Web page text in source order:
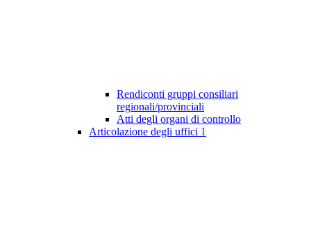
Rendiconti gruppi consiliari
regionali/provinciali
Atti degli organi di controllo
Articolazione degli uffici 1